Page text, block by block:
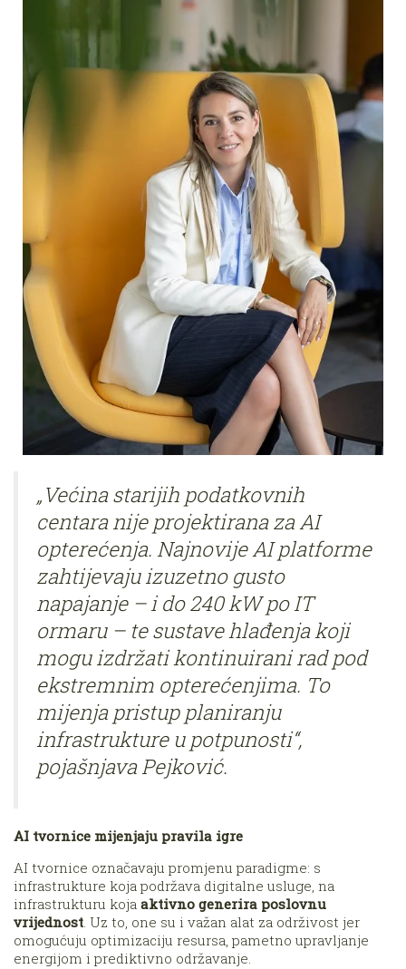
„Većina starijih podatkovnih
centara nije projektirana za AI
opterećenja. Najnovije AI platforme
zahtijevaju izuzetno gusto
napajanje – i do 240 kW po IT
ormaru – te sustave hlađenja koji
mogu izdržati kontinuirani rad pod
ekstremnim opterećenjima. To
mijenja pristup planiranju
infrastrukture u potpunosti“,
pojašnjava Pejković.
AI tvornice mijenjaju pravila igre
AI tvornice označavaju promjenu paradigme: s
infrastrukture koja podržava digitalne usluge, na
infrastrukturu koja aktivno generira poslovnu
vrijednost. Uz to, one su i važan alat za održivost jer
omogućuju optimizaciju resursa, pametno upravljanje
energijom i prediktivno održavanje.